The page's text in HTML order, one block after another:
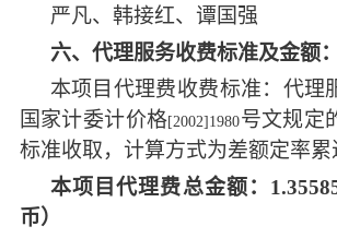
严凡、韩接红、谭国强
六、代理服务收费标准及金额：
本项目代理费收费标准：代理
国家计委计价格[2002]1980号文规定
标准收取，计算方式为差额定率累
本项目代理费总金额：
币）